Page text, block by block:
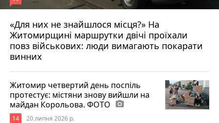
«Для них не знайшлося місця?» На
Житомирщині маршрутки двічі проїхали
повз військових: люди вимагають покарати
винних
17 липня 2026 р.
Житомир четвертий день поспіль
протестує: містяни знову вийшли на
майдан Корольова. ФОТО photo_camera
14 20 липня 2026 р.